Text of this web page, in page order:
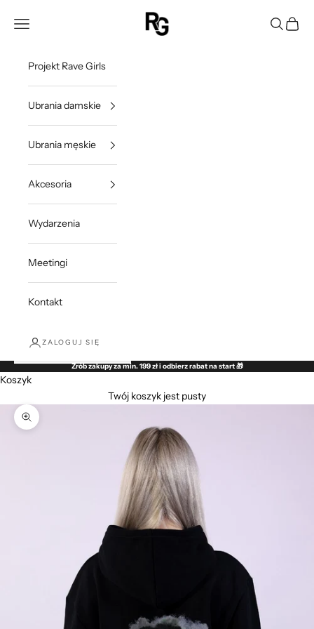
Rave Girls Poland
Otwórz menu nawigacji Otwórz
Projekt Rave Girls
Ubrania damskie
Ubrania męskie
Akcesoria
Wydarzenia
Meetingi
Kontakt
ZALOGUJ SIĘ
Zrób zakupy za min. 199 zł i odbierz rabat na start 🎁
Koszyk
Twój koszyk jest pusty
Przybliż